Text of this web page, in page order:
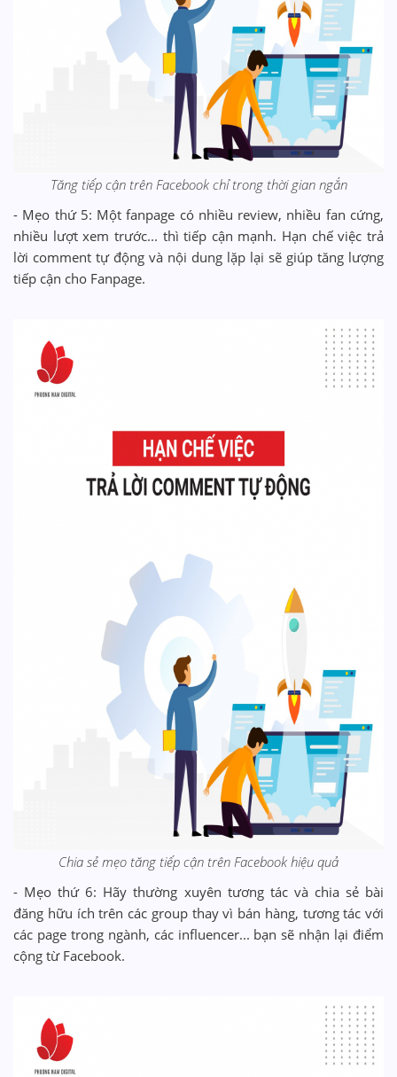
Tăng tiếp cận trên Facebook chỉ trong thời gian ngắn
- Mẹo thứ 5: Một fanpage có nhiều review, nhiều fan cứng,
nhiều lượt xem trước... thì tiếp cận mạnh. Hạn chế việc trả
lời comment tự động và nội dung lặp lại sẽ giúp tăng lượng
tiếp cận cho Fanpage.
Chia sẻ mẹo tăng tiếp cận trên Facebook hiệu quả
- Mẹo thứ 6: Hãy thường xuyên tương tác và chia sẻ bài
đăng hữu ích trên các group thay vì bán hàng, tương tác với
các page trong ngành, các influencer... bạn sẽ nhận lại điểm
cộng từ Facebook.